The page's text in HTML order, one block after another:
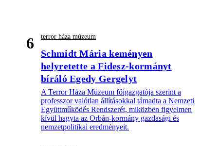
6 terror háza múzeum
Schmidt Mária keményen
helyretette a Fidesz-kormányt
bíráló Egedy Gergelyt
A Terror Háza Múzeum főigazgatója szerint a
professzor valótlan állításokkal támadta a Nemzeti
Együttműködés Rendszerét, miközben figyelmen
kívül hagyta az Orbán-kormány gazdasági és
nemzetpolitikai eredményeit.